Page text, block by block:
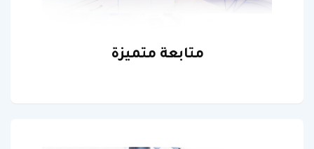
متابعة متميزة